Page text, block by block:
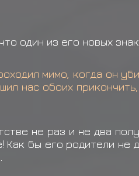
один из его новых
мимо, когда он
нас обоих
не раз и не два
Как бы его родители